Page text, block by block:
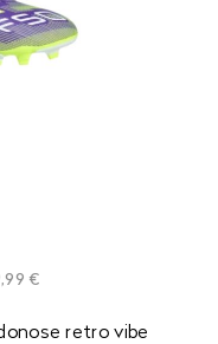
€
retro vibe